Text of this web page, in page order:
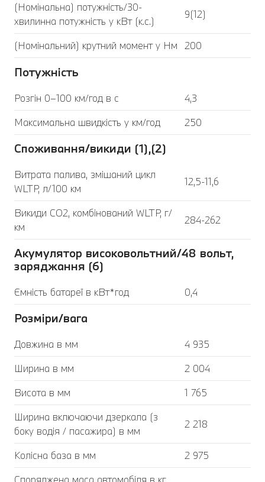
(Номінальна) потужність/30-
хвилинна потужність у кВт (к.с.)
9(12)
(Номінальний) крутний момент у Нм 200
Потужність
Розгін 0–100 км/год в с
4,3
Максимальна швидкість у км/год
250
Споживання/викиди (1),(2)
Витрата палива, змішаний цикл
WLTP, л/100 км
12,5-11,6
Викиди CO2, комбінований WLTP, г/
км
284-262
Акумулятор високовольтний/48 вольт,
заряджання (6)
Ємність батареї в кВт*год 0,4
Розміри/вага
Довжина в мм
4 935
Ширина в мм
2 004
Висота в мм
1 765
Ширина включаючи дзеркала (з
боку водія / пасажира) в мм
2 218
Колісна база в мм
2 975
Споряджена маса автомобіля в кг